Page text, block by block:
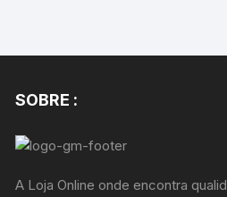
SOBRE :
A Loja Online onde encontra